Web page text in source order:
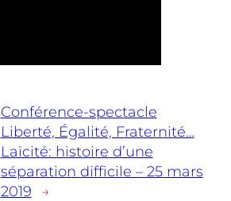
Conférence-spectacle
Liberté, Égalité, Fraternité…
Laïcité: histoire d’une
séparation difficile – 25 mars
2019
→